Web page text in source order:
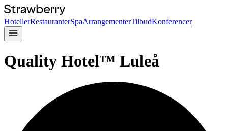
HotellerRestauranterSpaArrangementerTilbudKonferencer
Quality Hotel™ Luleå